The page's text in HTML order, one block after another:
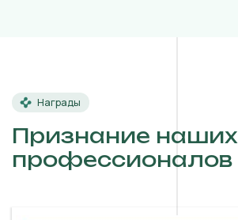
Награды
Признание наших
профессионалов